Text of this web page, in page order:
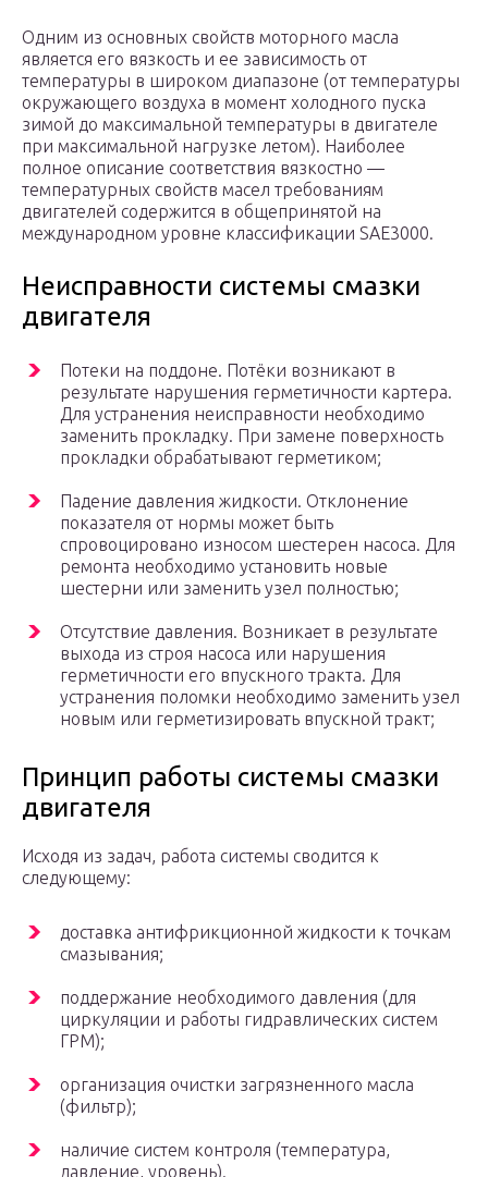
Одним из основных свойств моторного масла
является его вязкость и ее зависимость от
температуры в широком диапазоне (от температуры
окружающего воздуха в момент холодного пуска
зимой до максимальной температуры в двигателе
при максимальной нагрузке летом). Наиболее
полное описание соответствия вязкостно —
температурных свойств масел требованиям
двигателей содержится в общепринятой на
международном уровне классификации SAE3000.
Неисправности системы смазки
двигателя
Потеки на поддоне. Потёки возникают в
результате нарушения герметичности картера.
Для устранения неисправности необходимо
заменить прокладку. При замене поверхность
прокладки обрабатывают герметиком;
Падение давления жидкости. Отклонение
показателя от нормы может быть
спровоцировано износом шестерен насоса. Для
ремонта необходимо установить новые
шестерни или заменить узел полностью;
Отсутствие давления. Возникает в результате
выхода из строя насоса или нарушения
герметичности его впускного тракта. Для
устранения поломки необходимо заменить узел
новым или герметизировать впускной тракт;
Принцип работы системы смазки
двигателя
Исходя из задач, работа системы сводится к
следующему:
доставка антифрикционной жидкости к точкам
смазывания;
поддержание необходимого давления (для
циркуляции и работы гидравлических систем
ГРМ);
организация очистки загрязненного масла
(фильтр);
наличие систем контроля (температура,
давление, уровень).